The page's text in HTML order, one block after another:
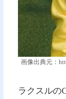
画像出典元：
ラクスルの